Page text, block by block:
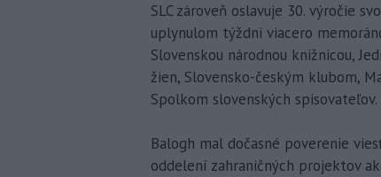
SLC zároveň oslavuje 30. výročie
uplynulom týždni viacero
Slovenskou národnou knižnicou,
žien, Slovensko-českým klubom,
Spolkom slovenských spisovateľov.
Balogh mal dočasné poverenie
oddelení zahraničných projektov